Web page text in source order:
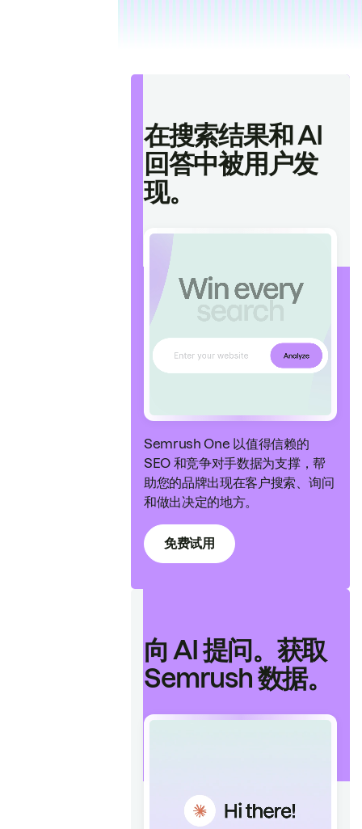
在搜索结果和 AI
回答中被用户发
现。
Semrush One 以值得信赖的
SEO 和竞争对手数据为支撑，帮
助您的品牌出现在客户搜索、询问
和做出决定的地方。
免费试用
向 AI 提问。获取
Semrush 数据。